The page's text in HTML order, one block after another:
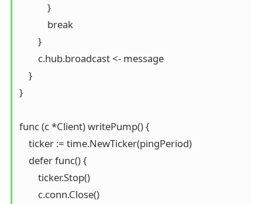
            }
            break
        }
        c.hub.broadcast <- message
    }
}
func (c *Client) writePump() {
    ticker := time.NewTicker(pingPeriod)
    defer func() {
        ticker.Stop()
        c.conn.Close()